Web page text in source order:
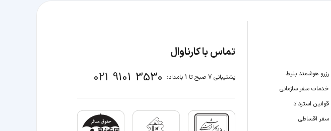
رزرو هوشمند بلیط
خدمات سفر سازمانی
قوانین استرداد
سفر اقساطی
تماس با کارناوال
پشتیبانی 7 صبح تا 1 بامداد: 021 9101 3530